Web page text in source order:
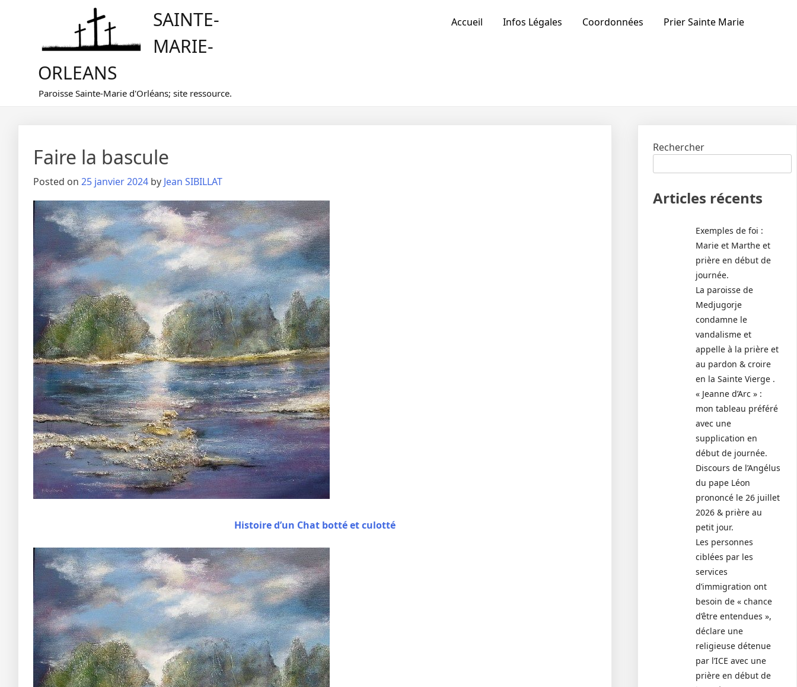
SAINTE-
MARIE-
ORLEANS
Paroisse Sainte-Marie d'Orléans; site ressource.
Accueil Infos Légales Coordonnées Prier Sainte Marie
Faire la bascule
Posted on 25 janvier 2024 by Jean SIBILLAT
Histoire d’un Chat botté et culotté
Rechercher
Articles récents
Exemples de foi :
Marie et Marthe et
prière en début de
journée.
La paroisse de
Medjugorje
condamne le
vandalisme et
appelle à la prière et
au pardon & croire
en la Sainte Vierge .
« Jeanne d’Arc » :
mon tableau préféré
avec une
supplication en
début de journée.
Discours de l’Angélus
du pape Léon
prononcé le 26 juillet
2026 & prière au
petit jour.
Les personnes
ciblées par les
services
d’immigration ont
besoin de « chance
d’être entendues »,
déclare une
religieuse détenue
par l’ICE avec une
prière en début de